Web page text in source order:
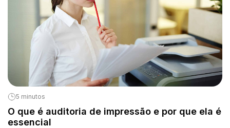
5 minutos
O que é auditoria de impressão e por que ela é
essencial